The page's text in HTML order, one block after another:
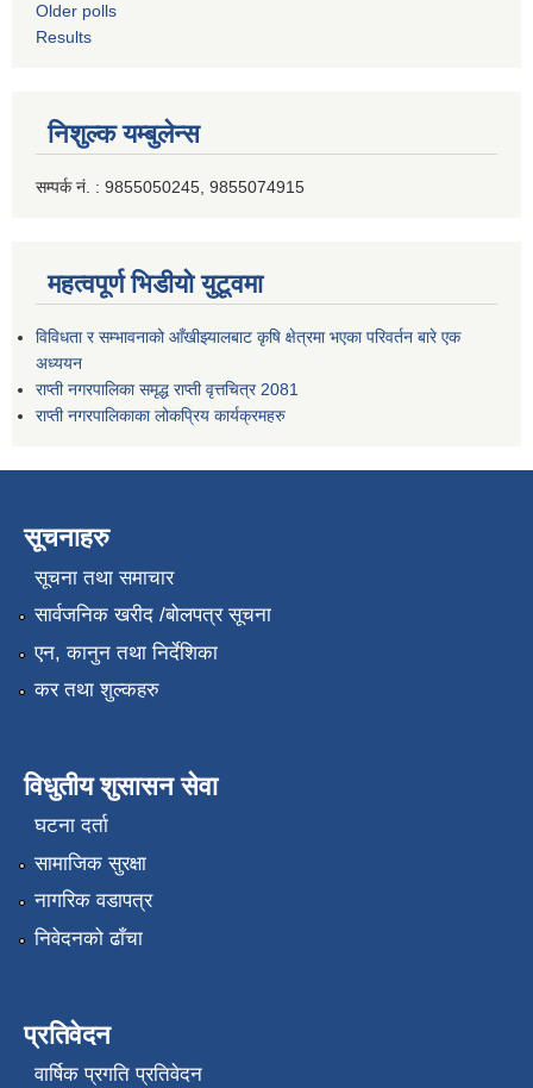
Older polls
Results
निशुल्क यम्बुलेन्स
सम्पर्क नं. : 9855050245, 9855074915
महत्वपूर्ण भिडीयो युटूवमा
विविधता र सम्भावनाको आँखीझ्यालबाट कृषि क्षेत्रमा भएका परिवर्तन बारे एक
अध्ययन
राप्ती नगरपालिका समृद्ध राप्ती वृत्तचित्र 2081
राप्ती नगरपालिकाका लोकप्रिय कार्यक्रमहरु
सूचनाहरु
सूचना तथा समाचार
सार्वजनिक खरीद /बोलपत्र सूचना
एन, कानुन तथा निर्देशिका
कर तथा शुल्कहरु
विधुतीय शुसासन सेवा
घटना दर्ता
सामाजिक सुरक्षा
नागरिक वडापत्र
निवेदनको ढाँचा
प्रतिवेदन
वार्षिक प्रगति प्रतिवेदन